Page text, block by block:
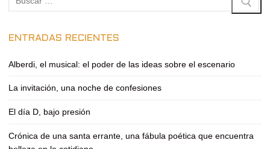
ENTRADAS RECIENTES
Alberdi, el musical: el poder de las ideas sobre el escenario
La invitación, una noche de confesiones
El día D, bajo presión
Crónica de una santa errante, una fábula poética que encuentra